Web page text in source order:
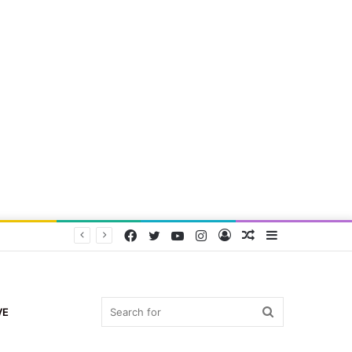
Random
Log
Instagram
YouTube
Twitter
Facebook